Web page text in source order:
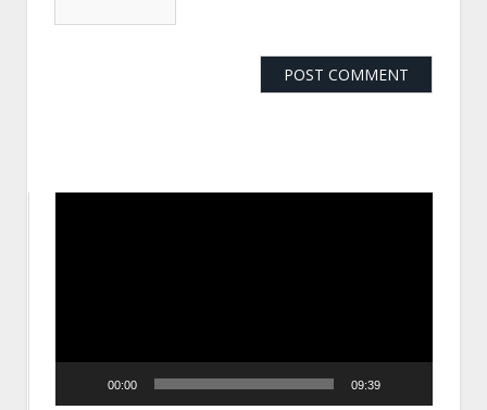
00:00 09:39